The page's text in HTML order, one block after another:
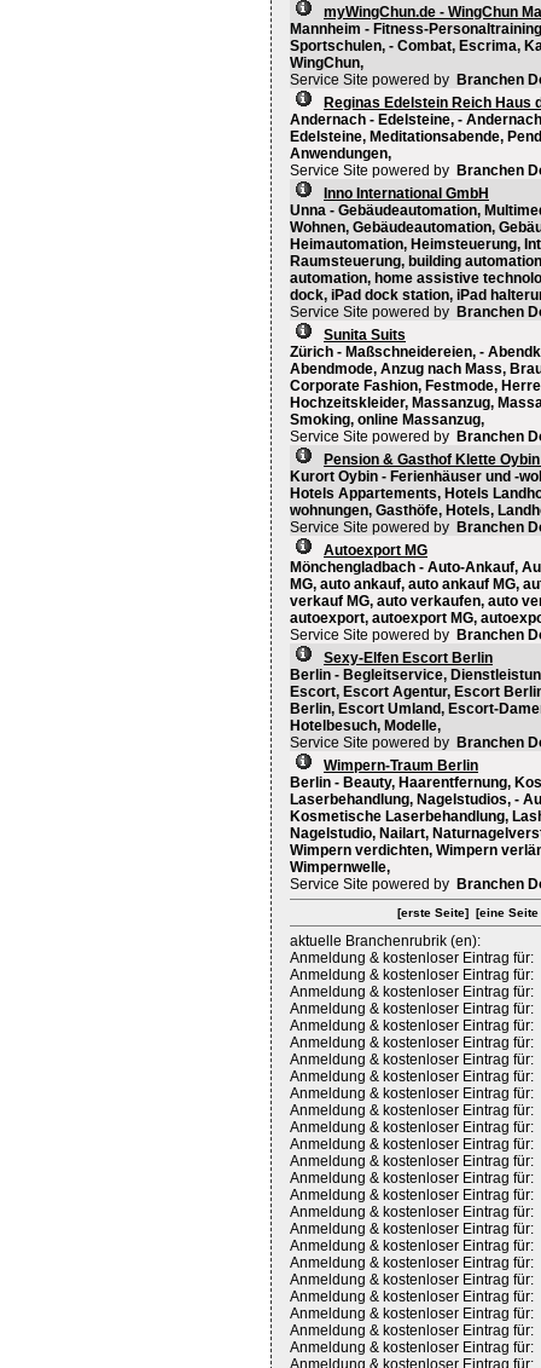
myWingChun.de - WingChun
Mannheim - Fitness-
Sportschulen, - Combat, Escrima,
WingChun,
Service Site powered by Branchen
Reginas Edelstein Reich Haus
Andernach - Edelsteine, -
Edelsteine, Meditationsabende,
Anwendungen,
Service Site powered by Branchen
Inno International GmbH
Unna - Gebäudeautomation,
Wohnen, Gebäudeautomation,
Heimautomation, Heimsteuerung,
Raumsteuerung, building
automation, home assistive
dock, iPad dock station, iPad
Service Site powered by Branchen
Sunita Suits
Zürich - Maßschneidereien, -
Abendmode, Anzug nach Mass,
Corporate Fashion, Festmode,
Hochzeitskleider, Massanzug,
Smoking, online Massanzug,
Service Site powered by Branchen
Pension & Gasthof Klette
Kurort Oybin - Ferienhäuser und -
Hotels Appartements, Hotels
wohnungen, Gasthöfe, Hotels,
Service Site powered by Branchen
Autoexport MG
Mönchengladbach - Auto-Ankauf,
MG, auto ankauf, auto ankauf MG,
verkauf MG, auto verkaufen, auto
autoexport, autoexport MG,
Service Site powered by Branchen
Sexy-Elfen Escort Berlin
Berlin - Begleitservice,
Escort, Escort Agentur, Escort
Berlin, Escort Umland, Escort-
Hotelbesuch, Modelle,
Service Site powered by Branchen
Wimpern-Traum Berlin
Berlin - Beauty, Haarentfernung,
Laserbehandlung, Nagelstudios, -
Kosmetische Laserbehandlung,
Nagelstudio, Nailart,
Wimpern verdichten, Wimpern
Wimpernwelle,
Service Site powered by Branchen
[erste Seite] [eine
aktuelle Branchenrubrik (en):
Anmeldung & kostenloser Eintrag für:
Anmeldung & kostenloser Eintrag für:
Anmeldung & kostenloser Eintrag für:
Anmeldung & kostenloser Eintrag für:
Anmeldung & kostenloser Eintrag für:
Anmeldung & kostenloser Eintrag für:
Anmeldung & kostenloser Eintrag für:
Anmeldung & kostenloser Eintrag für:
Anmeldung & kostenloser Eintrag für:
Anmeldung & kostenloser Eintrag für:
Anmeldung & kostenloser Eintrag für:
Anmeldung & kostenloser Eintrag für:
Anmeldung & kostenloser Eintrag für:
Anmeldung & kostenloser Eintrag für:
Anmeldung & kostenloser Eintrag für:
Anmeldung & kostenloser Eintrag für:
Anmeldung & kostenloser Eintrag für:
Anmeldung & kostenloser Eintrag für:
Anmeldung & kostenloser Eintrag für:
Anmeldung & kostenloser Eintrag für:
Anmeldung & kostenloser Eintrag für:
Anmeldung & kostenloser Eintrag für:
Anmeldung & kostenloser Eintrag für:
Anmeldung & kostenloser Eintrag für: